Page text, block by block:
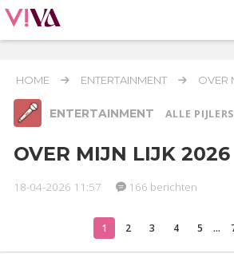
HOME ENTERTAINMENT OVER
ENTERTAINMENT ALLE PIJLERS
Relaties Werk & Studie Geld &
Oekraïne
OVER MIJN LIJK 2026
18-04-2026 11:57 166 berichten
1 2 3 4 5 ...